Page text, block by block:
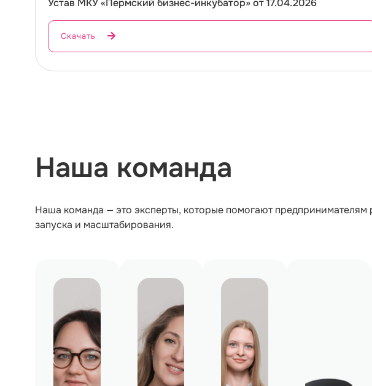
Скачать
Наша команда
Наша команда — это эксперты, которые помогают
запуска и масштабирования.